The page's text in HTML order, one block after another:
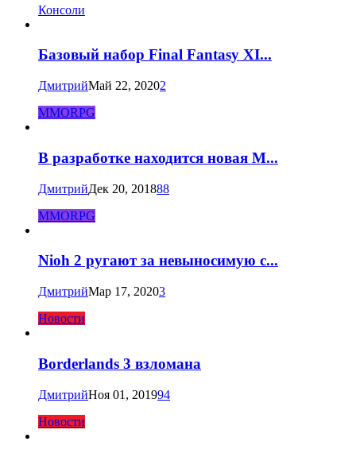
Консоли
Базовый набор Final Fantasy XI...
ДмитрийМай 22, 20202
MMORPG
В разработке находится новая M...
ДмитрийДек 20, 201888
MMORPG
Nioh 2 ругают за невыносимую с...
ДмитрийМар 17, 20203
Новости
Borderlands 3 взломана
ДмитрийНоя 01, 201994
Новости